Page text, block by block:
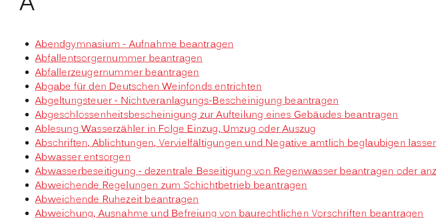
Abendgymnasium - Aufnahme beantragen
Abfallentsorgernummer beantragen
Abfallerzeugernummer beantragen
Abgabe für den Deutschen Weinfonds entrichten
Abgeltungsteuer - Nichtveranlagungs-Bescheinigung beantragen
Abgeschlossenheitsbescheinigung zur Aufteilung eines Gebäudes beantragen
Ablesung Wasserzähler in Folge Einzug, Umzug oder Auszug
Abschriften, Ablichtungen, Vervielfältigungen und Negative amtlich beglaubigen
Abwasser entsorgen
Abwasserbeseitigung - dezentrale Beseitigung von Regenwasser beantragen oder
Abweichende Regelungen zum Schichtbetrieb beantragen
Abweichende Ruhezeit beantragen
Abweichung, Ausnahme und Befreiung von baurechtlichen Vorschriften beantragen